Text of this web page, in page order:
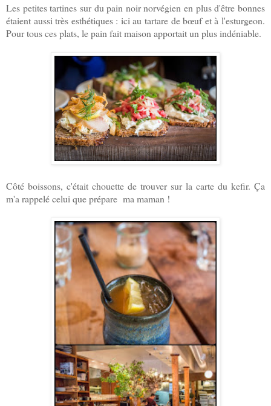
Les petites tartines sur du pain noir norvégien en plus d'être bonnes
étaient aussi très esthétiques : ici au tartare de bœuf et à l'esturgeon.
Pour tous ces plats, le pain fait maison apportait un plus indéniable.
Côté boissons, c'était chouette de trouver sur la carte du kefir. Ça
m'a rappelé celui que prépare ma maman !